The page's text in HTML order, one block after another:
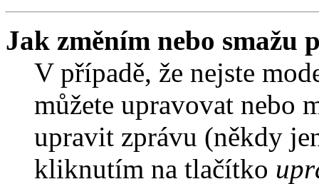
Jak změním nebo smažu
V případě, že nejste
můžete upravovat nebo
upravit zprávu (někdy
kliknutím na tlačítko